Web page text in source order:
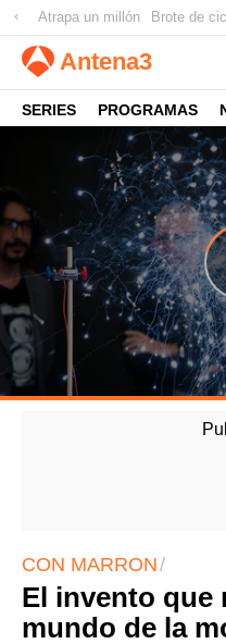
Atrapa un millón Brote de
Antena3
SERIES PROGRAMAS
CON MARRON
El invento que
mundo de la